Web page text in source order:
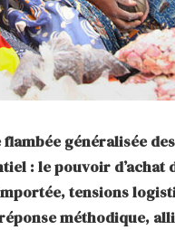
généralisée
: le pouvoir d’achat
tensions
méthodique,